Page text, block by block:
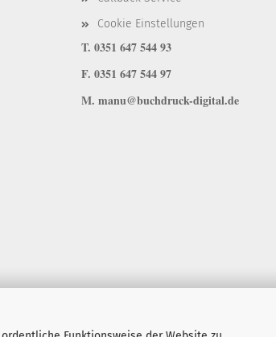
Cookie Einstellungen
T. 0351 647 544 93
F. 0351 647 544 97
M. manu@buchdruck-digital.de